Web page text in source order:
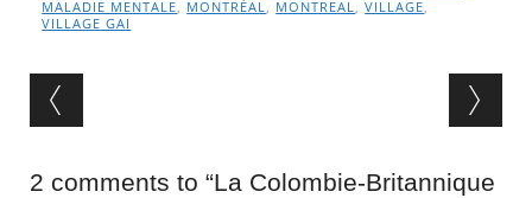
MALADIE MENTALE, MONTRÉAL, MONTREAL,VILLAGE,
VILLAGE GAI
Post navigation
2 comments to “La Colombie-Britannique